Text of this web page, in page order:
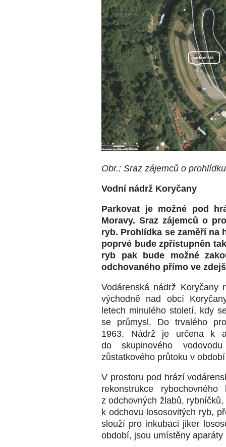
Obr.: Sraz zájemců o
Vodní nádrž Koryčany
Parkovat je možné pod
Moravy. Sraz zájemců o
ryb. Prohlídka se zaměří na
poprvé bude zpřístupněn
ryb pak bude možné
odchovaného přímo ve
Vodárenská nádrž
východně nad obcí
letech minulého století, kdy
se průmysl. Do trvalého
1963. Nádrž je určena k
do skupinového
zůstatkového průtoku v
V prostoru pod hrází
rekonstrukce
z odchovných žlabů,
k odchovu lososovitých ryb,
slouží pro inkubaci jiker
období, jsou umístěny